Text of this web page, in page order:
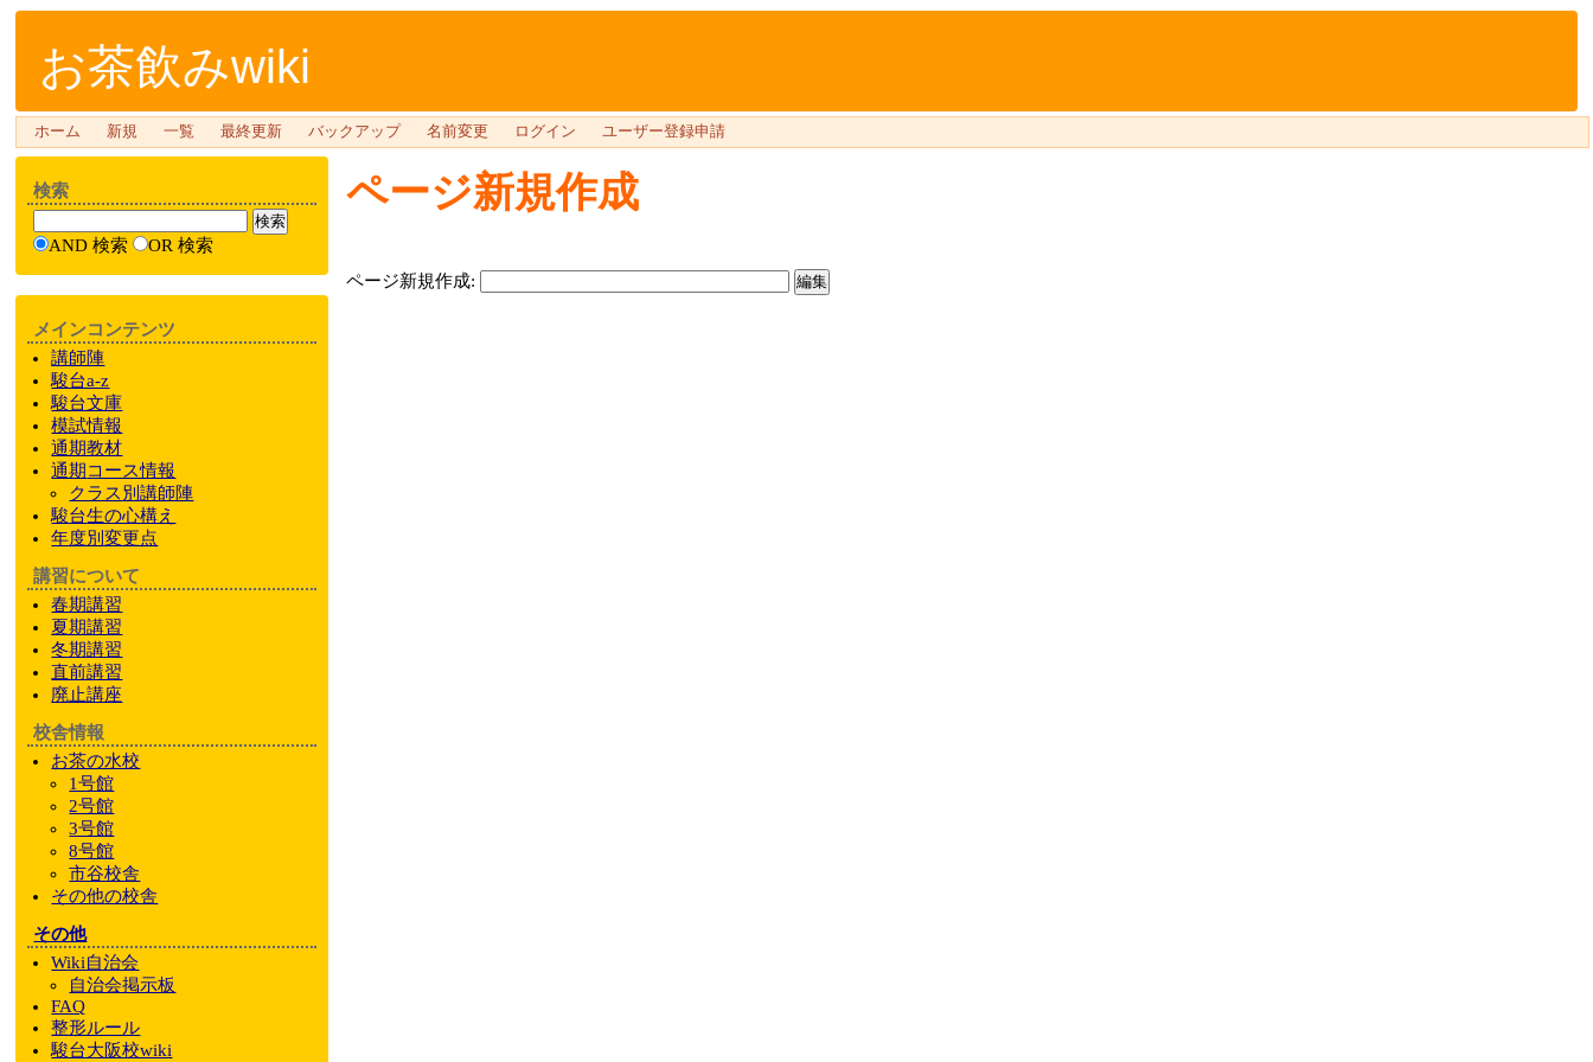
お茶飲みwiki
ホーム 新規 一覧 最終更新 バックアップ 名前変更 ログイン ユーザー登録申請
ページ新規作成
ページ新規作成:
検索
AND 検索 OR 検索
メインコンテンツ
講師陣
駿台a-z
駿台文庫
模試情報
通期教材
通期 コース情報
クラス別講師陣
駿台生の心構え
年度別変更点
講習について
春期講習
夏期講習
冬期講習
直前講習
廃止講座
校舎情報
お茶の水校
1号館
2号館
3号館
8号館
市谷校舎
その他の校舎
その他
Wiki自治会
自治会掲示板
FAQ
整形ルール
駿台大阪校wiki